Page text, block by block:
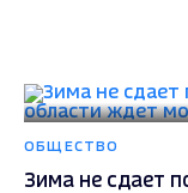
ОБЩЕСТВО
Зима не сдает